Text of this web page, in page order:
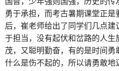
勇于承担，而考古暑期课堂正
后，崔老师给出了同学们几点建
于担当，没有起伏和岔路的人生
茂，又聪明勤奋，有的是时间
什么是伤不起的，所以请勇敢地